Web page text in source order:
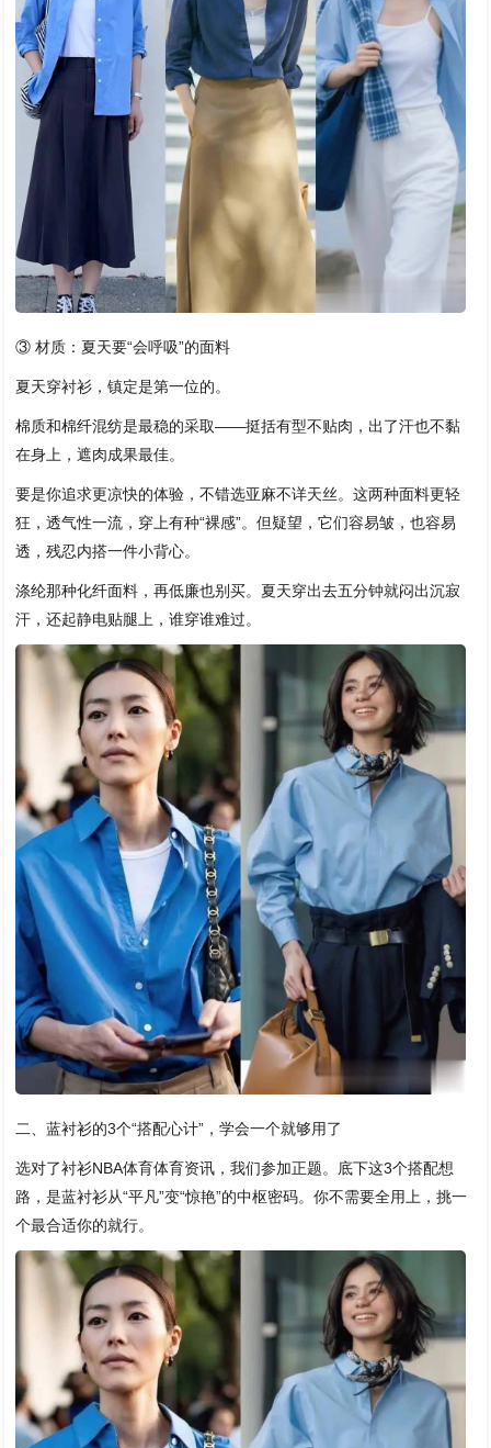
③ 材质：夏天要“会呼吸”的面料
夏天穿衬衫，镇定是第一位的。
棉质和棉纤混纺是最稳的采取——挺括有型不贴肉，出了汗也不黏
在身上，遮肉成果最佳。
要是你追求更凉快的体验，不错选亚麻不详天丝。这两种面料更轻
狂，透气性一流，穿上有种“裸感”。但疑望，它们容易皱，也容易
透，残忍内搭一件小背心。
涤纶那种化纤面料，再低廉也别买。夏天穿出去五分钟就闷出沉寂
汗，还起静电贴腿上，谁穿谁难过。
二、蓝衬衫的3个“搭配心计”，学会一个就够用了
选对了衬衫NBA体育体育资讯，我们参加正题。底下这3个搭配想
路，是蓝衬衫从“平凡”变“惊艳”的中枢密码。你不需要全用上，挑一
个最合适你的就行。